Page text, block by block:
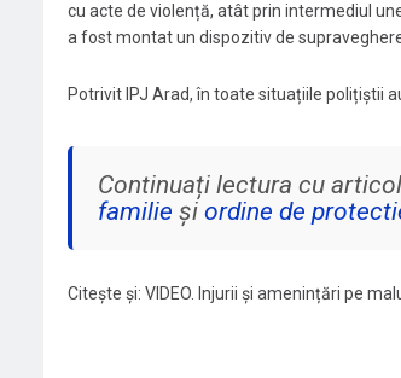
cu acte de violență, atât prin intermediul
a fost montat un dispozitiv de
Potrivit IPJ Arad, în toate situațiile polițiștii
Continuați lectura cu
familie și ordine de
Citește și: VIDEO. Injurii și amenințări pe